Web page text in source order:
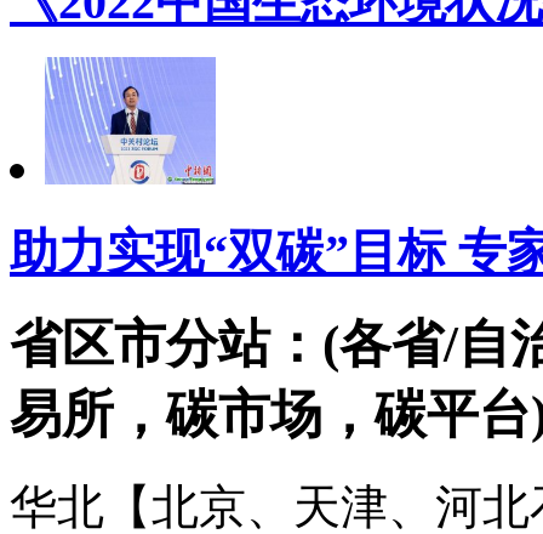
助力实现“双碳”目标 专
省区市分站：(各省/自
易所，碳市场，碳平台
华北【北京、天津、河